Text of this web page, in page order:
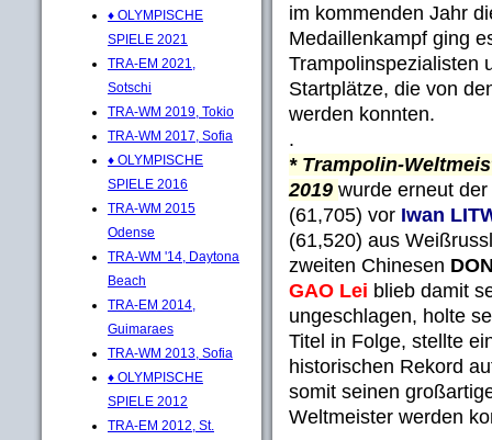
♦ OLYMPISCHE
SPIELE 2021
TRA-EM 2021,
Sotschi
TRA-WM 2019, Tokio
TRA-WM 2017, Sofia
♦ OLYMPISCHE
SPIELE 2016
TRA-WM 2015
Odense
TRA-WM '14, Daytona
Beach
TRA-EM 2014,
Guimaraes
TRA-WM 2013, Sofia
♦ OLYMPISCHE
SPIELE 2012
TRA-EM 2012, St.
im kommenden Jahr
Medaillenkampf ging
Trampolinspezialisten
Startplätze, die von
werden konnten.
.
* Trampolin-
2019 wurde erneut
(61,705) vor Iwan
(61,520) aus
zweiten Chinesen
GAO Lei blieb damit
ungeschlagen, holte
Titel in Folge, stellte
historischen Rekord
somit seinen
Weltmeister werden